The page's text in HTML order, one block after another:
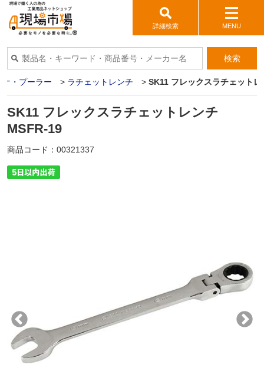
詳細検索 MENU
検索
・プーラー > ラチェットレンチ > SK11 フレックスラチェット
SK11 フレックスラチェットレンチ
MSFR-19
商品コード： 00321337